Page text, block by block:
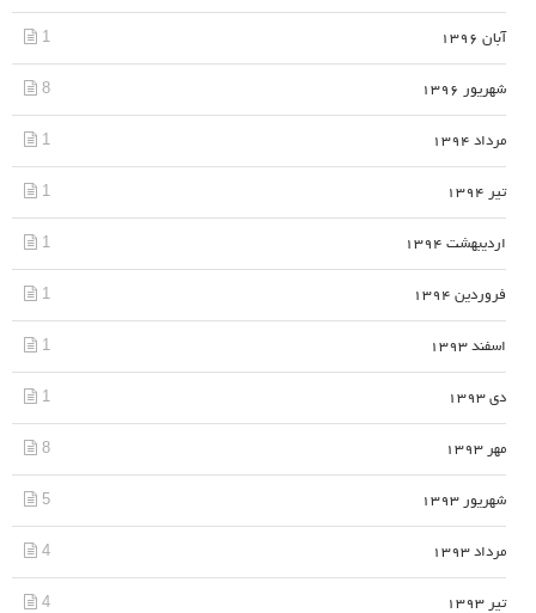
آبان 1396 1
شهریور 1396 8
مرداد 1394 1
تیر 1394 1
اردیبهشت 1394 1
فروردین 1394 1
اسفند 1393 1
دی 1393 1
مهر 1393 8
شهریور 1393 5
مرداد 1393 4
تیر 1393 4